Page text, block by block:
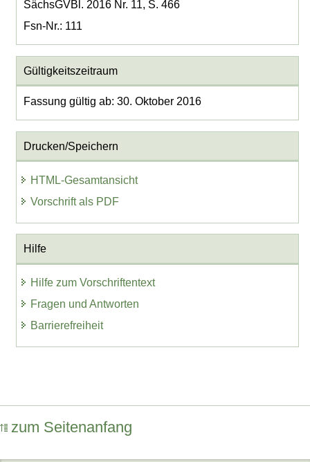
SächsGVBl. 2016 Nr. 11, S. 466
Fsn-Nr.: 111
Gültigkeitszeitraum
Fassung gültig ab: 30. Oktober 2016
Drucken/Speichern
HTML-Gesamtansicht
Vorschrift als PDF
Hilfe
Hilfe zum Vorschriftentext
Fragen und Antworten
Barrierefreiheit
zum Seitenanfang